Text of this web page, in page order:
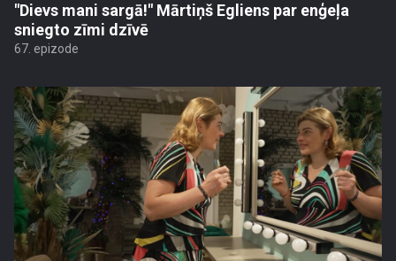
"Dievs mani sargā!" Mārtiņš Egliens par enģeļa
sniegto zīmi dzīvē
67. epizode